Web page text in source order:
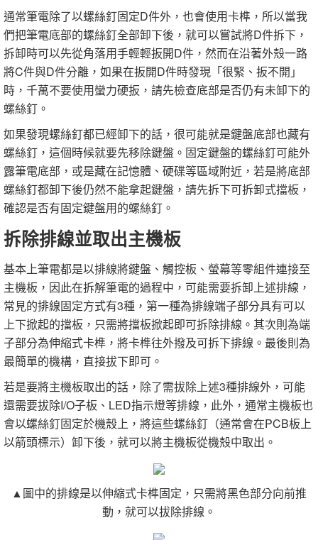
通常筆電除了以螺絲釘固定D件外，也會使用卡榫，所以當我
們把筆電底部的螺絲釘全部卸下後，就可以嘗試將D件拆下，
拆卸時可以先從角落用手輕輕扳開D件，然而在沿著外殼一路
將C件與D件分離，如果在扳開D件時發現「很緊、扳不開」
時，千萬不要使用蠻力硬扳，請先檢查底部是否仍有未卸下的
螺絲釘。
如果發現螺絲釘都已經卸下的話，很可能就是鍵盤底部也藏有
螺絲釘，這個時候就要先移除鍵盤。固定鍵盤的螺絲釘可能外
露筆電底部，或是藏在記憶體、硬碟等區域附近，若是將底部
螺絲釘都卸下後仍然不能拿起鍵盤，請先拆下可拆卸式擋板，
確認是否有固定鍵盤用的螺絲釘。
拆除排線並取出主機板
基本上筆電都是以排線將鍵盤、觸控板、螢幕等零組件連接至
主機板，因此在拆解筆電的過程中，可能需要拆卸上述排線，
常見的排線固定方式有3種，第一種為排線端子部分具有可以
上下掀起的擋板，只需將擋板掀起即可拆除排線。其次則為端
子部分為伸縮式卡榫，將卡榫往外撥及可拆下排線。最後則為
最簡單的機構，直接拔下即可。
若是要將主機板取出的話，除了需拔除上述3種排線外，可能
還需要拔除I/O子板、LED指示燈等排線，此外，通常主機板也
會以螺絲釘固定於機殼上，將這些螺絲釘（通常會在PCB板上
以箭頭標示）卸下後，就可以將主機板從機殼中取出。
▲圖中的排線是以伸縮式卡榫固定，只需將黑色部分向前推
動，就可以拔除排線。